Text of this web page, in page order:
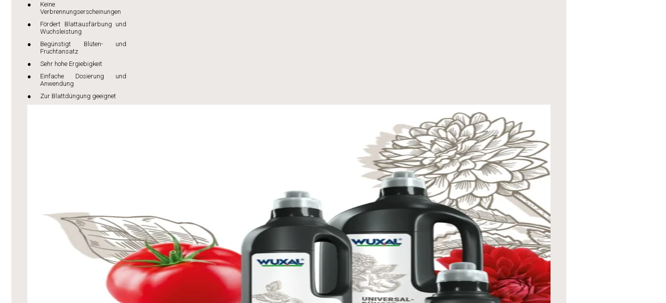
Keine
Verbrennungserscheinungen
Fördert Blattausfärbung und
Wuchsleistung
Begünstigt Blüten- und
Fruchtansatz
Sehr hohe Ergiebigkeit
Einfache Dosierung und
Anwendung
Zur Blattdüngung geeignet